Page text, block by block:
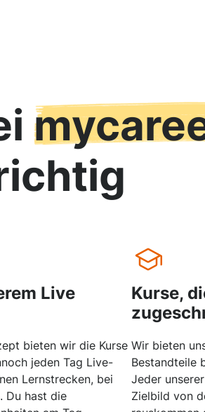
Live
bieten wir die Kurse
jeden Tag Live-
Lernstrecken, bei
Du hast die
Kurse,
Wir bieten
Bestandteile
Jeder
Zielbild von